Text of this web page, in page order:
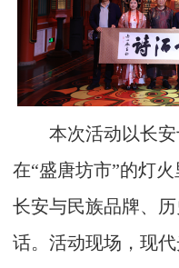
本次活动以长安
在“盛唐坊市”的灯
长安与民族品牌、
话。活动现场，现